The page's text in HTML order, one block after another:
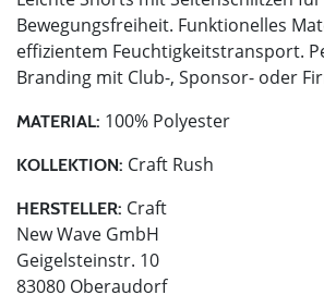
Bewegungsfreiheit. Funktionelles
effizientem Feuchtigkeitstransport.
Branding mit Club-, Sponsor- oder
MATERIAL: 100% Polyester
KOLLEKTION: Craft Rush
HERSTELLER: Craft
New Wave GmbH
Geigelsteinstr. 10
83080 Oberaudorf